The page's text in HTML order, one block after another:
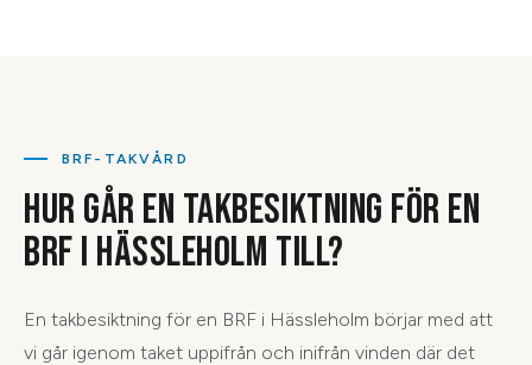
BRF-TAKVÅRD
HUR GÅR EN TAKBESIKTNING FÖR EN
BRF I HÄSSLEHOLM TILL?
En takbesiktning för en BRF i Hässleholm börjar med att
vi går igenom taket uppifrån och inifrån vinden där det